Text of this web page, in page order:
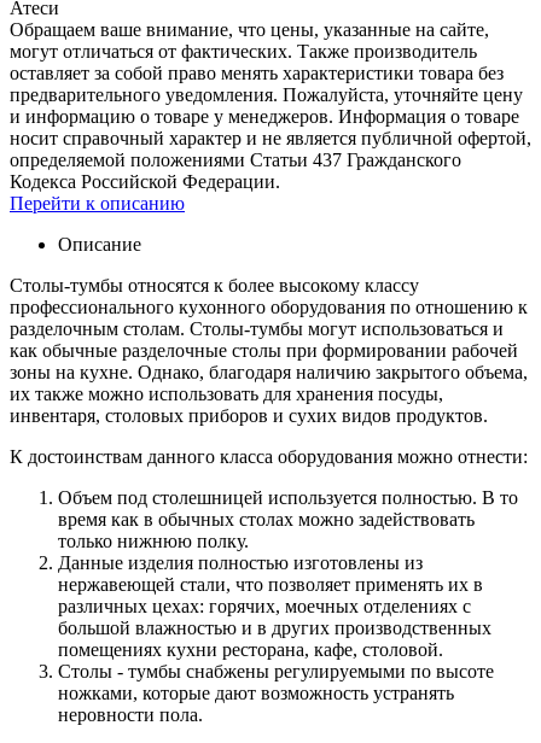
Атеси
Обращаем ваше внимание, что цены, указанные на сайте,
могут отличаться от фактических. Также производитель
оставляет за собой право менять характеристики товара без
предварительного уведомления. Пожалуйста, уточняйте цену
и информацию о товаре у менеджеров. Информация о товаре
носит справочный характер и не является публичной офертой,
определяемой положениями Статьи 437 Гражданского
Кодекса Российской Федерации.
Перейти к описанию
Описание
Столы-тумбы относятся к более высокому классу
профессионального кухонного оборудования по отношению к
разделочным столам. Столы-тумбы могут использоваться и
как обычные разделочные столы при формировании рабочей
зоны на кухне. Однако, благодаря наличию закрытого объема,
их также можно использовать для хранения посуды,
инвентаря, столовых приборов и сухих видов продуктов.
К достоинствам данного класса оборудования можно отнести:
Объем под столешницей используется полностью. В то
время как в обычных столах можно задействовать
только нижнюю полку.
Данные изделия полностью изготовлены из
нержавеющей стали, что позволяет применять их в
различных цехах: горячих, моечных отделениях с
большой влажностью и в других производственных
помещениях кухни ресторана, кафе, столовой.
Столы - тумбы снабжены регулируемыми по высоте
ножками, которые дают возможность устранять
неровности пола.